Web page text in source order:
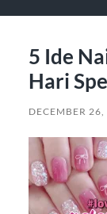
5 Ide
Hari
DECEMBER